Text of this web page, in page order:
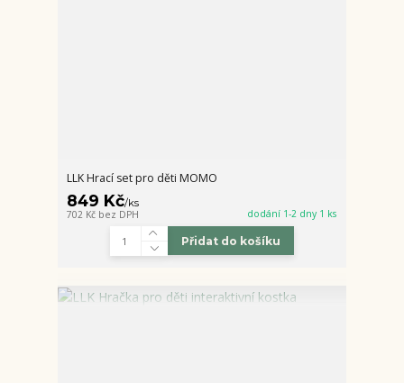
LLK Hrací set pro děti MOMO
849 Kč/ks
702 Kč bez DPH dodání 1-2 dny 1 ks
Přidat do košíku